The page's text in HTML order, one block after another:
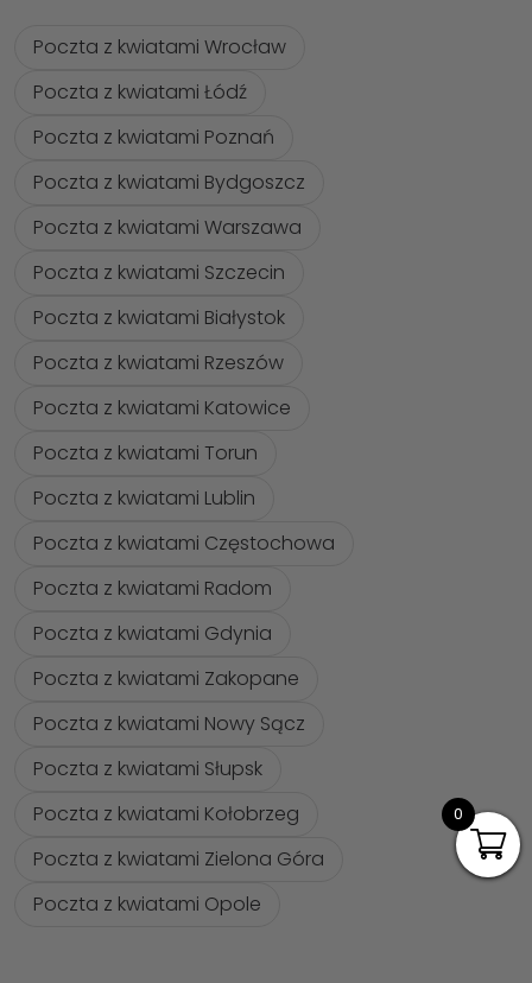
Poczta z kwiatami Wrocław
Poczta z kwiatami Łódź
Poczta z kwiatami Poznań
Poczta z kwiatami Bydgoszcz
Poczta z kwiatami Warszawa
Poczta z kwiatami Szczecin
Poczta z kwiatami Białystok
Poczta z kwiatami Rzeszów
Poczta z kwiatami Katowice
Poczta z kwiatami Torun
Poczta z kwiatami Lublin
Poczta z kwiatami Częstochowa
Poczta z kwiatami Radom
Poczta z kwiatami Gdynia
Poczta z kwiatami Zakopane
Poczta z kwiatami Nowy Sącz
Poczta z kwiatami Słupsk
Poczta z kwiatami Kołobrzeg
Poczta z kwiatami Zielona Góra
Poczta z kwiatami Opole
0